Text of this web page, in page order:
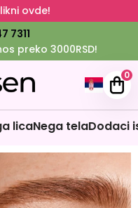
ovde!
7311
preko 3000RSD!
0
licaNega telaDodaci